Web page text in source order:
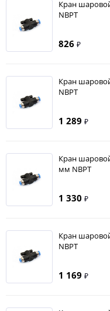
Кран
NBPT
826 ₽
Кран
NBPT
1 289 ₽
Кран
мм NBPT
1 330 ₽
Кран
NBPT
1 169 ₽